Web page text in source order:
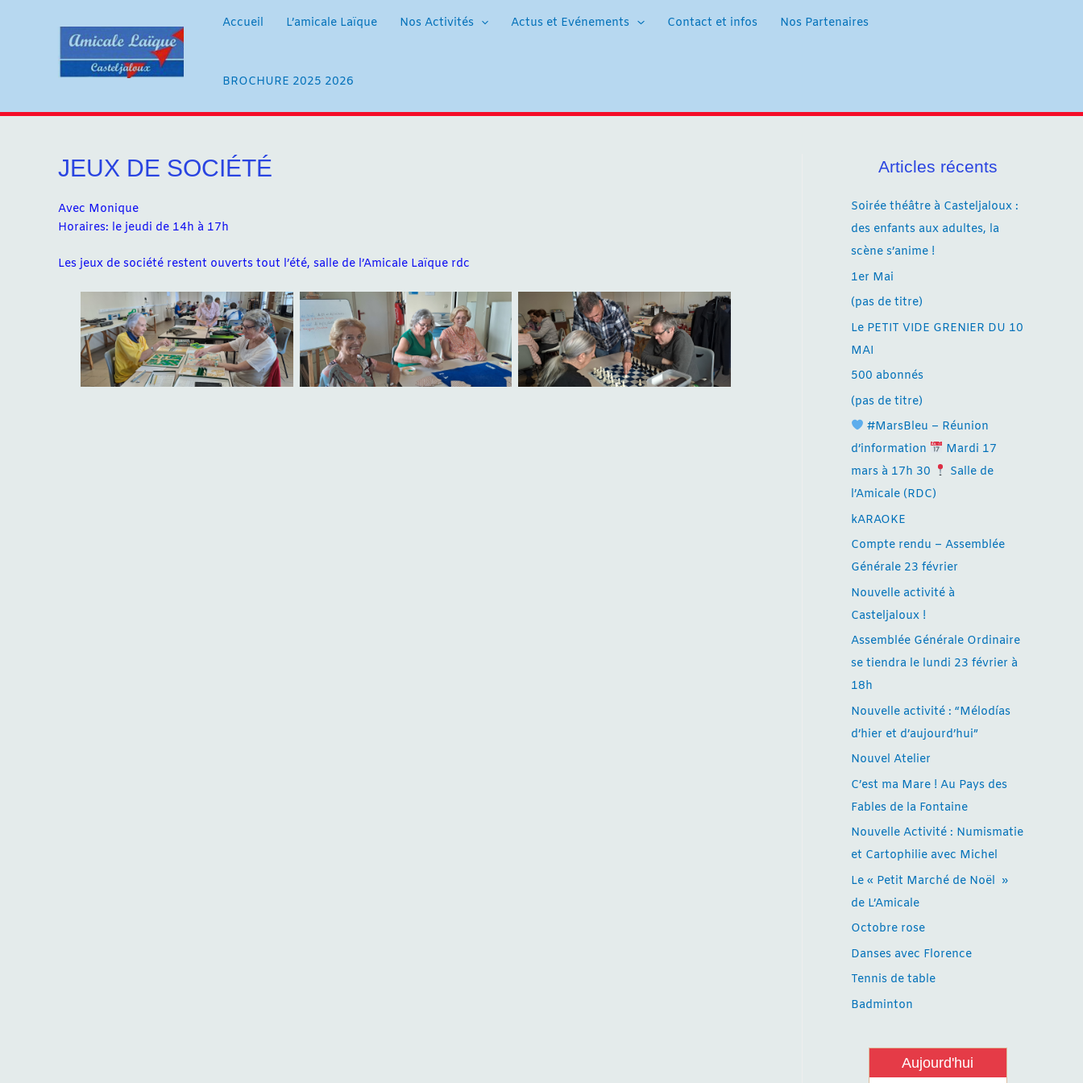
Accueil L’amicale Laïque Nos Activités Actus et Evénements Contact et infos Nos Partenaires
BROCHURE 2025 2026
JEUX DE SOCIÉTÉ
Avec Monique
Horaires: le jeudi de 14h à 17h
Les jeux de société restent ouverts tout l’été, salle de l’Amicale Laïque rdc
Aucune légende Aucune légende Aucune légende
Articles récents
Soirée théâtre à Casteljaloux :
des enfants aux adultes, la
scène s’anime !
1er Mai
(pas de titre)
Le PETIT VIDE GRENIER DU 10
MAI
500 abonnés
(pas de titre)
#MarsBleu – Réunion
d’information
Mardi 17
mars à 17h 30
Salle de
l’Amicale (RDC)
kARAOKE
Compte rendu – Assemblée
Générale 23 février
Nouvelle activité à
Casteljaloux !
Assemblée Générale Ordinaire
se tiendra le lundi 23 février à
18h
Nouvelle activité : “Mélodías
d’hier et d’aujourd’hui”
Nouvel Atelier
C’est ma Mare ! Au Pays des
Fables de la Fontaine
Nouvelle Activité : Numismatie
et Cartophilie avec Michel
Le « Petit Marché de Noël »
de L’Amicale
Octobre rose
Danses avec Florence
Tennis de table
Badminton
Aujourd'hui